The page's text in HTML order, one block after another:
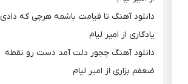
دانلود آهنگ تا قیامت باشمه هرچی که دادی
یادگاری از امیر لیام
دانلود آهنگ چجور دلت آمد دست رو نقطه
ضعفم بزاری از امیر لیام